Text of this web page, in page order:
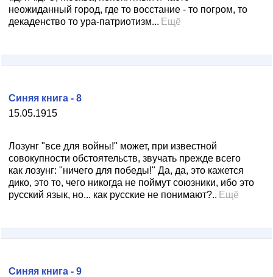
неожиданный город, где то восстание - то погром, то
декаденство то ура-патриотизм... Ещё
15.05.1915
Синяя книга - 8
Лозунг "все для войны!" может, при известной
совокупности обстоятельств, звучать прежде всего
как лозунг: "ничего для победы!" Да, да, это кажется
дико, это то, чего никогда не поймут союзники, ибо это
русский язык, но... как русские не понимают?.. Ещё
Синяя книга - 9